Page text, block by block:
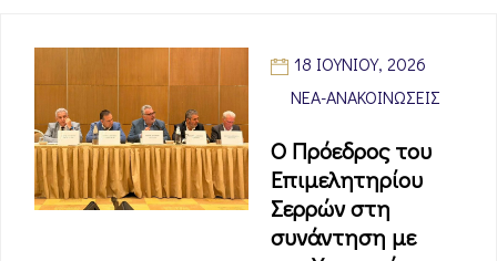
18 ΙΟΥΝΊΟΥ, 2026
ΝΈΑ-ΑΝΑΚΟΙΝΏΣΕΙΣ
Ο Πρόεδρος του
Επιμελητηρίου
Σερρών στη
συνάντηση με